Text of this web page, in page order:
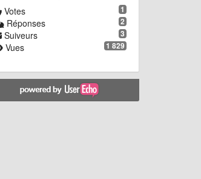
1
Votes
2
Réponses
3
Suiveurs
1 829
Vues